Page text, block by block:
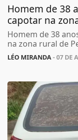
Homem de 38
capotar na
Homem de 38
na zona rural de
LÉO MIRANDA - 07 DE